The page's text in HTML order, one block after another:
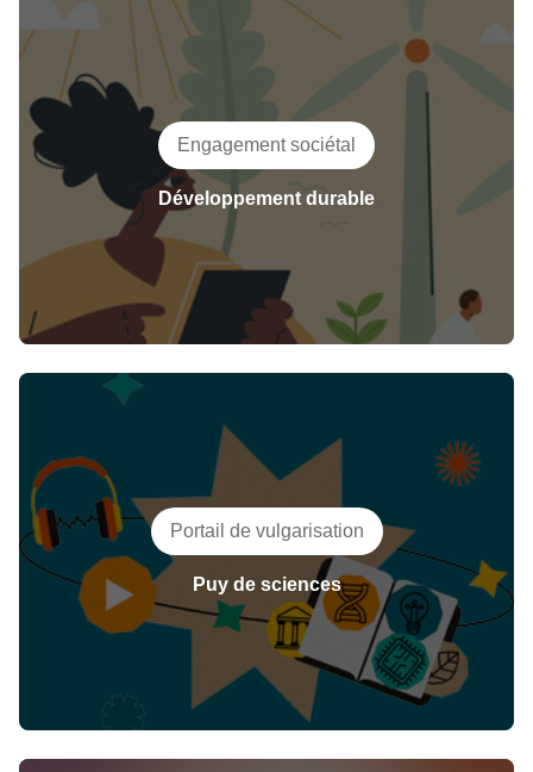
Engagement sociétal
Développement durable
Portail de vulgarisation
Puy de sciences